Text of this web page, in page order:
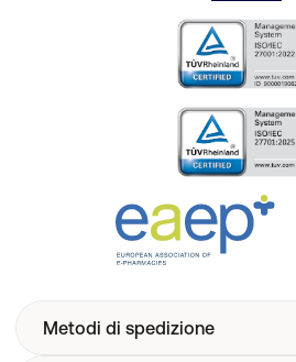
Metodi di spedizione